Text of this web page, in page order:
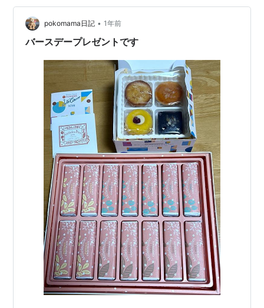
トチョコで包みました。 開封。 よく見るとホワイトチョ
コの中に苺クリームの…
pokomama日記 • 1年前
バースデープレゼントです